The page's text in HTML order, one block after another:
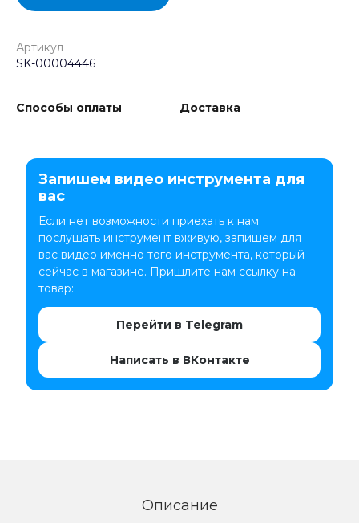
Артикул
SK-00004446
Способы оплаты Доставка
Запишем видео инструмента для
вас
Если нет возможности приехать к нам
послушать инструмент вживую, запишем для
вас видео именно того инструмента, который
сейчас в магазине. Пришлите нам ссылку на
товар:
Перейти в Telegram
Написать в ВКонтакте
Описание